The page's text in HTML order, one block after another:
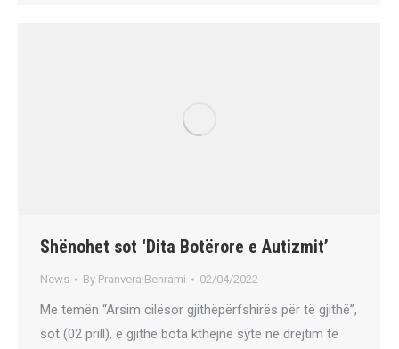
Shënohet sot ‘Dita Botërore e Autizmit’
News By Pranvera Behrami 02/04/2022
Me temën “Arsim cilësor gjithëpërfshirës për të gjithë”,
sot (02 prill), e gjithë bota kthejnë sytë në drejtim të